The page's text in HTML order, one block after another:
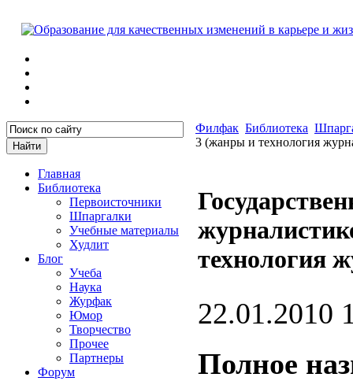
Главная
Библиотека
Первоисточники
Шпаргалки
Учебные материалы
Худлит
Блог
Учеба
Наука
Журфак
Юмор
Творчество
Прочее
Партнеры
Форум
Филфак Библиотека
3 (жанры и технология
технология
22.01.2010
Полное